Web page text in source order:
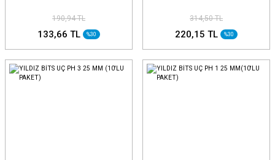
190,94 TL
133,66 TL %30
314,50 TL
220,15 TL %30